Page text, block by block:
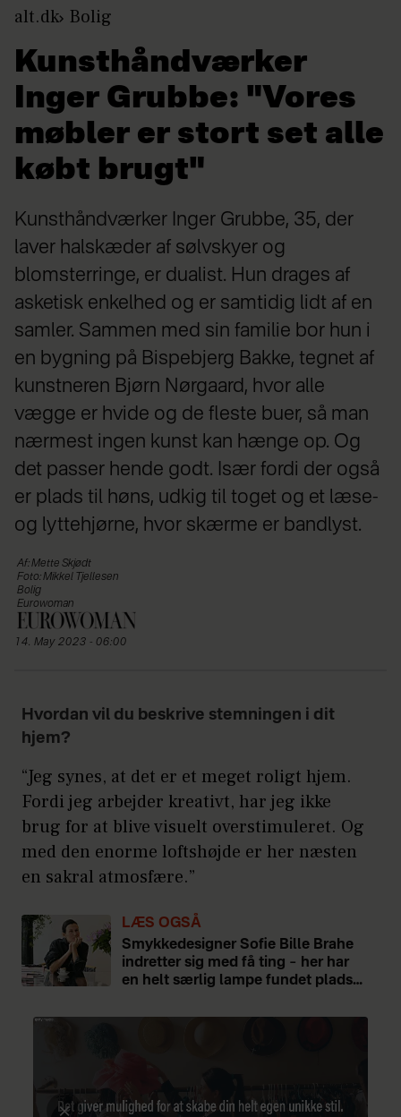
alt.dk Bolig
Kunsthåndværker
Inger Grubbe: "Vores
møbler er stort set alle
købt brugt"
Kunsthåndværker Inger Grubbe, 35, der
laver halskæder af sølvskyer og
blomsterringe, er dualist. Hun drages af
asketisk enkelhed og er samtidig lidt af en
samler. Sammen med sin familie bor hun i
en bygning på Bispebjerg Bakke, tegnet af
kunstneren Bjørn Nørgaard, hvor alle
vægge er hvide og de fleste buer, så man
nærmest ingen kunst kan hænge op. Og
det passer hende godt. Især fordi der også
er plads til høns, udkig til toget og et læse-
og lyttehjørne, hvor skærme er bandlyst.
Af: Mette Skjødt
Foto: Mikkel Tjellesen
Bolig
Eurowoman
14. May 2023 - 06:00
Hvordan vil du beskrive stemningen i dit
hjem?
“Jeg synes, at det er et meget roligt hjem.
Fordi jeg arbejder kreativt, har jeg ikke
brug for at blive visuelt overstimuleret. Og
med den enorme loftshøjde er her næsten
en sakral atmosfære.”
LÆS OGSÅ
Smykkedesigner Sofie Bille Brahe
indretter sig med få ting – her har
en helt særlig lampe fundet plads…